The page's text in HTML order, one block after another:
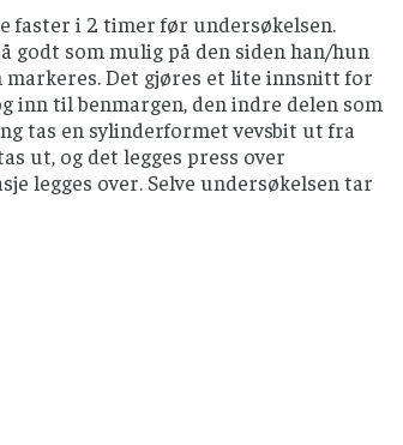
faster i 2 timer før undersøkelsen.
godt som mulig på den siden han/hun
markeres. Det gjøres et lite innsnitt for
inn til benmargen, den indre delen som
tas en sylinderformet vevsbit ut fra
ut, og det legges press over
legges over. Selve undersøkelsen tar